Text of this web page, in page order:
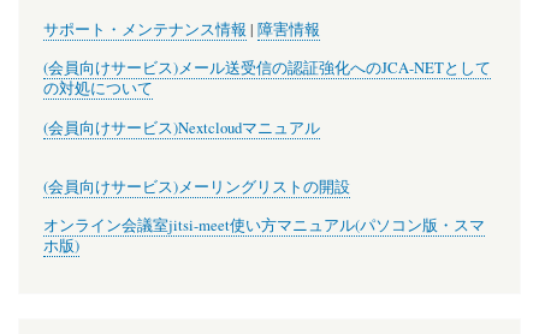
サポート・メンテナンス情報 | 障害情報
(会員向けサービス)メール送受信の認証強化へのJCA-NETとして
の対処について
(会員向けサービス)Nextcloudマニュアル
(会員向けサービス)メーリングリストの開設
オンライン会議室jitsi-meet使い方マニュアル(パソコン版・スマ
ホ版)